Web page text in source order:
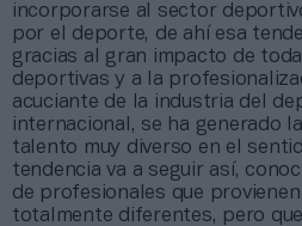
incorporarse al sector
por el deporte, de ahí esa
gracias al gran impacto de
deportivas y a la
acuciante de la industria del
internacional, se ha generado
talento muy diverso en el
tendencia va a seguir así,
de profesionales que
totalmente diferentes, pero